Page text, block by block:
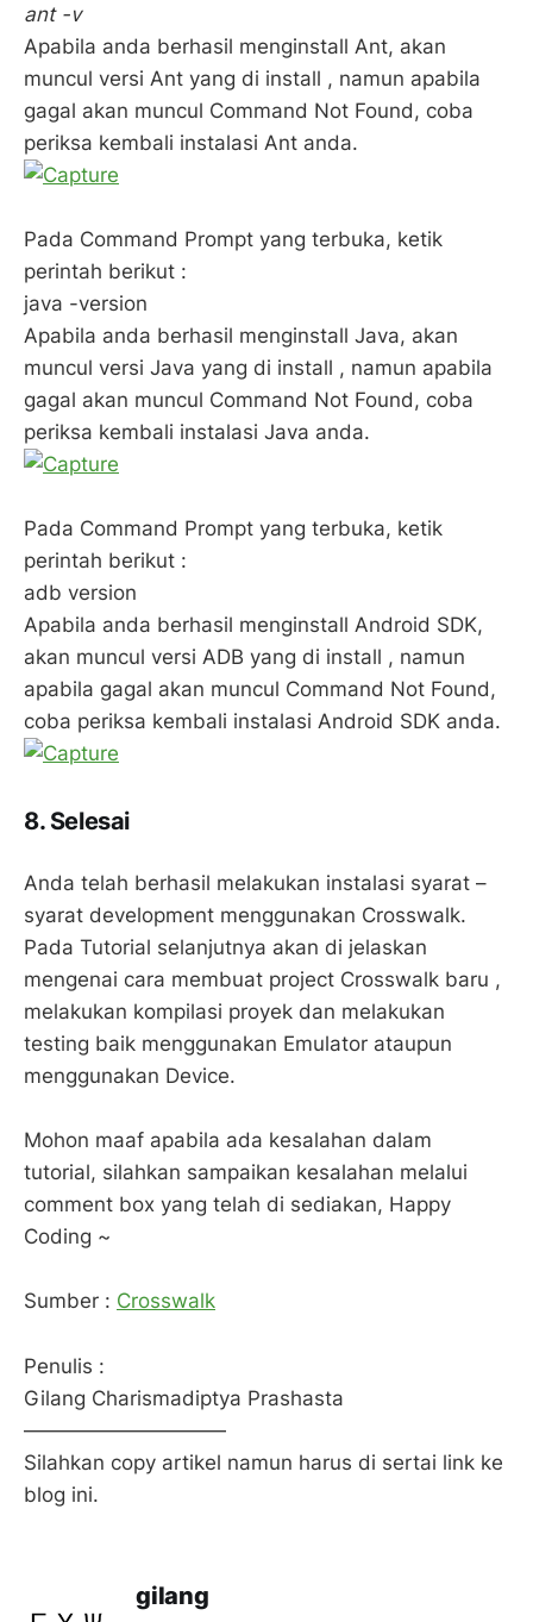
ant -v
Apabila anda berhasil menginstall Ant, akan
muncul versi Ant yang di install , namun apabila
gagal akan muncul Command Not Found, coba
periksa kembali instalasi Ant anda.
Pada Command Prompt yang terbuka, ketik
perintah berikut :
java -version
Apabila anda berhasil menginstall Java, akan
muncul versi Java yang di install , namun apabila
gagal akan muncul Command Not Found, coba
periksa kembali instalasi Java anda.
Pada Command Prompt yang terbuka, ketik
perintah berikut :
adb version
Apabila anda berhasil menginstall Android SDK,
akan muncul versi ADB yang di install , namun
apabila gagal akan muncul Command Not Found,
coba periksa kembali instalasi Android SDK anda.
8. Selesai
Anda telah berhasil melakukan instalasi syarat –
syarat development menggunakan Crosswalk.
Pada Tutorial selanjutnya akan di jelaskan
mengenai cara membuat project Crosswalk baru ,
melakukan kompilasi proyek dan melakukan
testing baik menggunakan Emulator ataupun
menggunakan Device.
Mohon maaf apabila ada kesalahan dalam
tutorial, silahkan sampaikan kesalahan melalui
comment box yang telah di sediakan, Happy
Coding ~
Sumber : Crosswalk
Penulis :
Gilang Charismadiptya Prashasta
——————————
Silahkan copy artikel namun harus di sertai link ke
blog ini.
gilang